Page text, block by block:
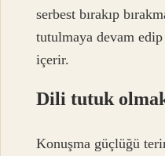
serbest bırakıp
tutulmaya devam
içerir.
Dili tutuk
Konuşma güçlüğü